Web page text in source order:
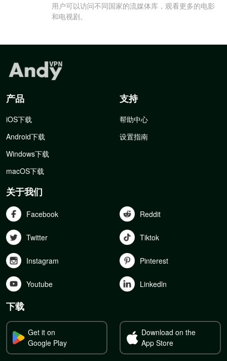
用户可以访问不同国家的流媒体库，观看更多的电影
和电视剧。
产品
iOS下载
Android下载
Windows下载
macOS下载
支持
帮助中心
设置指南
关于我们
Facebook Reddit
Twitter Tiktok
Instagram Pinterest
Youtube Linkedln
下载
Get it on
Google Play
Download on the
App Store